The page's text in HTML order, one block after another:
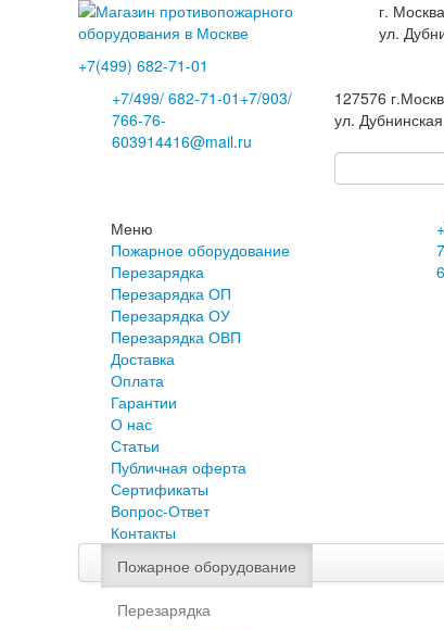
г.
ул.
+7(499) 682-71-01
+7/499/682-71-01 +7/903/
766-76-
603914416@mail.ru
127576
ул.
Меню
Пожарное оборудование
Перезарядка
Перезарядка ОП
Перезарядка ОУ
Перезарядка ОВП
Доставка
Оплата
Гарантии
О нас
Статьи
Публичная оферта
Сертификаты
Вопрос-Ответ
Контакты
Пожарное оборудование
Перезарядка